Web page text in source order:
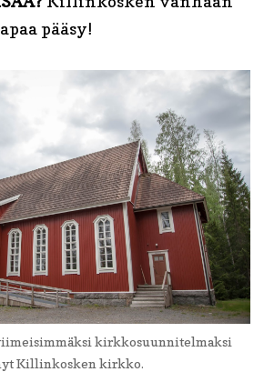
pääsy!
kirkkosuunnitelmaksi
Killinkosken kirkko.